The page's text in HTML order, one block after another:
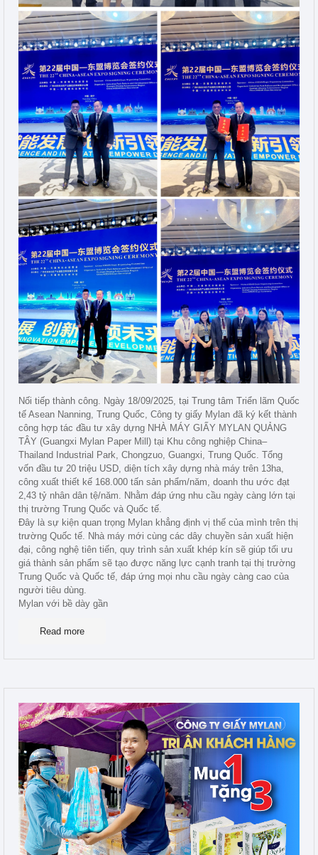
Nối tiếp thành công. Ngày 18/09/2025, tại Trung tâm Triển lãm Quốc
tế Asean Nanning, Trung Quốc, Công ty giấy Mylan đã ký kết thành
công hợp tác đầu tư xây dựng NHÀ MÁY GIẤY MYLAN QUẢNG
TÂY (Guangxi Mylan Paper Mill) tại Khu công nghiệp China–
Thailand Industrial Park, Chongzuo, Guangxi, Trung Quốc. Tổng
vốn đầu tư 20 triệu USD, diện tích xây dựng nhà máy trên 13ha,
công xuất thiết kế 168.000 tấn sản phẩm/năm, doanh thu ước đạt
2,43 tỷ nhân dân tệ/năm. Nhằm đáp ứng nhu cầu ngày càng lớn tại
thị trường Trung Quốc và Quốc tế.
Đây là sự kiện quan trọng Mylan khẳng định vị thế của mình trên thị
trường Quốc tế. Nhà máy mới cùng các dây chuyền sản xuất hiện
đại, công nghệ tiên tiến, quy trình sản xuất khép kín sẽ giúp tối ưu
giá thành sản phẩm sẽ tạo được năng lực cạnh tranh tại thị trường
Trung Quốc và Quốc tế, đáp ứng mọi nhu cầu ngày càng cao của
người tiêu dùng.
Mylan với bề dày gần
Read more